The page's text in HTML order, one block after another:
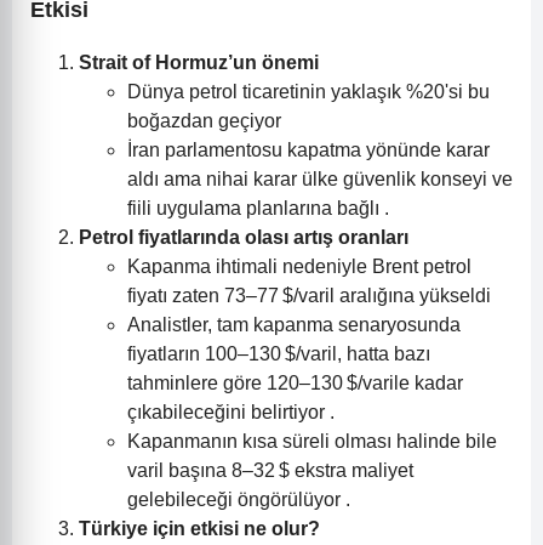
Etkisi
Strait of Hormuz’un önemi
Dünya petrol ticaretinin yaklaşık %20'si bu
boğazdan geçiyor
İran parlamentosu kapatma yönünde karar
aldı ama nihai karar ülke güvenlik konseyi ve
fiili uygulama planlarına bağlı .
Petrol fiyatlarında olası artış oranları
Kapanma ihtimali nedeniyle Brent petrol
fiyatı zaten 73–77 $/varil aralığına yükseldi
Analistler, tam kapanma senaryosunda
fiyatların 100–130 $/varil, hatta bazı
tahminlere göre 120–130 $/varile kadar
çıkabileceğini belirtiyor .
Kapanmanın kısa süreli olması halinde bile
varil başına 8–32 $ ekstra maliyet
gelebileceği öngörülüyor .
Türkiye için etkisi ne olur?